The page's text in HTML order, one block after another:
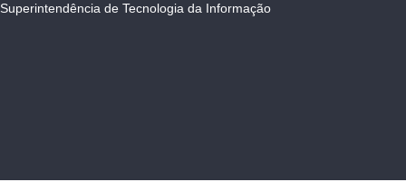
Superintendência de Tecnologia da Informação